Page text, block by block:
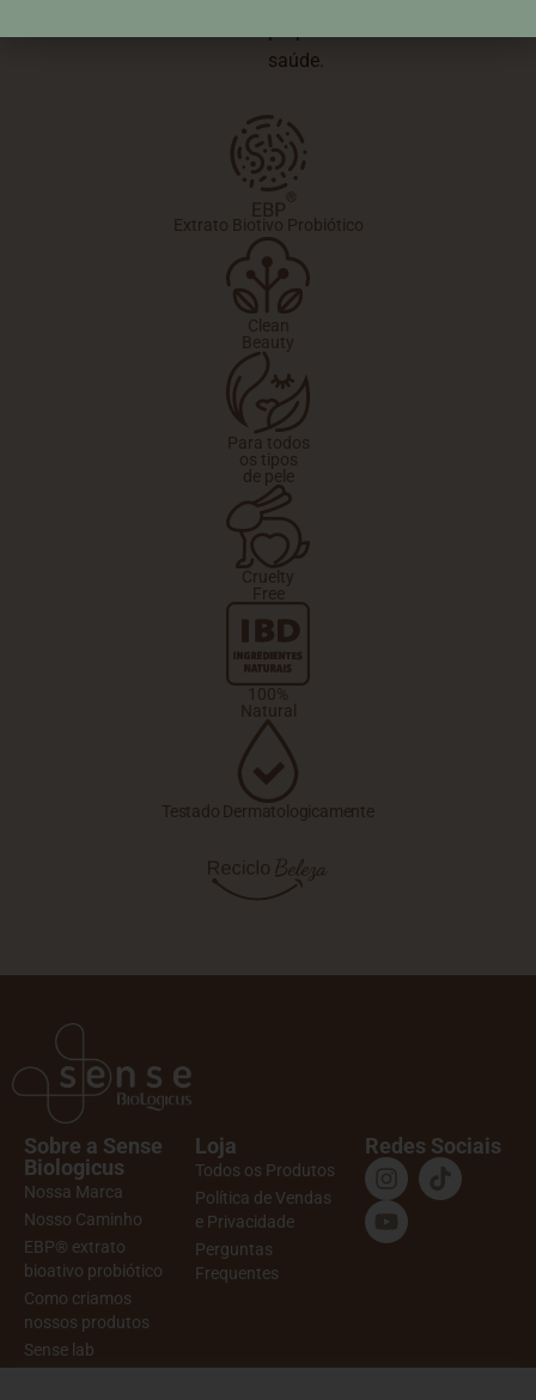
saúde.
Extrato Biotivo Probiótico
Clean
Beauty
Para todos
os tipos
de pele
Cruelty
Free
100%
Natural
Testado Dermatologicamente
Sobre a Sense
Biologicus
Nossa Marca
Nosso Caminho
EBP® extrato
bioativo probiótico
Como criamos
nossos produtos
Sense lab
Loja
Todos os Produtos
Política de Vendas
e Privacidade
Perguntas
Frequentes
Redes Sociais